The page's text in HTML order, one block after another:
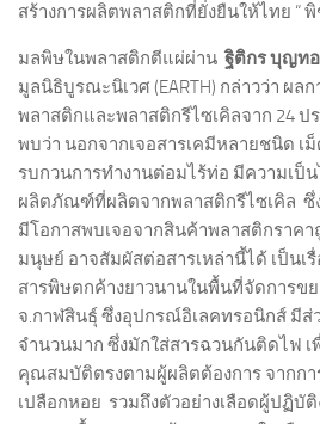
สร้างการผลิตพลาสติกที่ยั่งยืนให้ไทย “
มลพิษในพลาสติกตีแผ่ผ่าน ฐิติกร บุญท
มูลนิธิบูรณะนิเวศ (EARTH) กล่าวว่า ผล
พลาสติกและพลาสติกรีไซเคิลจาก 24 ป
พบว่า นอกจากเจอสารเคมีหลายชนิด เ
รบกวนการทำงานต่อมไร้ท่อ มีความเป็
ผลิตภัณฑ์ที่ผลิตจากพลาสติกรีไซเคิล ซึ่
มีโอกาสพบเจอจากสินค้าพลาสติกราคา
มนุษย์ อาจสัมผัสต่อสารเหล่านี้ได้ เป็นเ
สารพิษตกค้างยาวนานในพื้นที่จัดการข
จ.กาฬสินธุ์ ซึ่งอุปกรณ์อิเลคทรอนิกส์ มี
จำนวนมาก ซึ่งมักใส่สารฉวนกันติดไฟ
คุณสมบัติตรงตามผู้ผลิตต้องการ จากกา
เปลือกหอย รวมถึงตัวอย่างเลือดผู้ปฏิบั